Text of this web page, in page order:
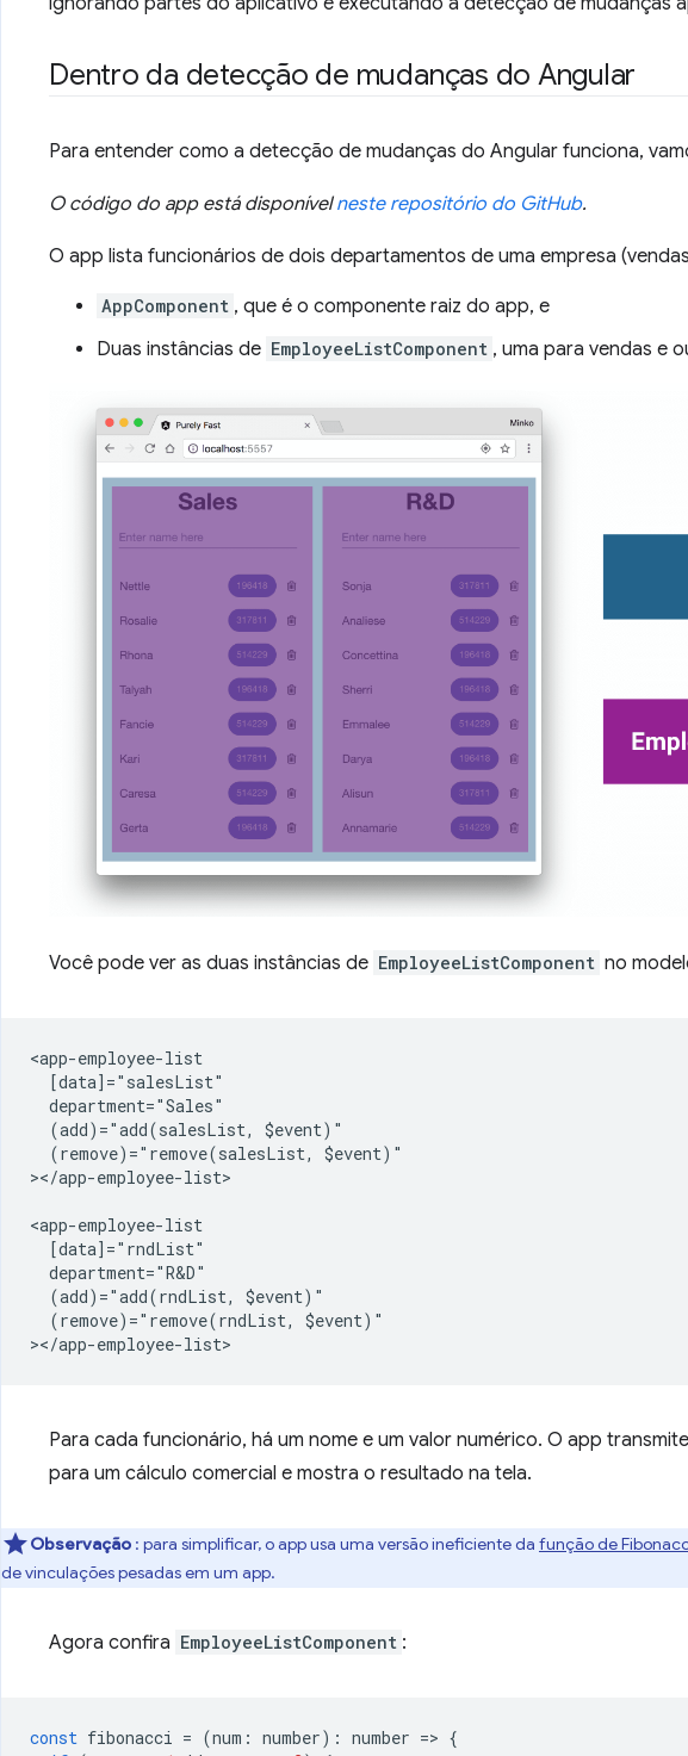
Dentro da detecção de mudanças do Angular
Para entender como a detecção de mudanças do Angular funciona,
O código do app está disponívelneste repositório do GitHub.
O app lista funcionários de dois departamentos de uma empresa
AppComponent , que é o componente raiz do app, e
Duas instâncias de EmployeeListComponent , uma para vendas e
Você pode ver as duas instâncias de EmployeeListComponent no
<app-employee-list
  [data]="salesList"
  department="Sales"
  (add)="add(salesList, $event)"
  (remove)="remove(salesList, $event)"
></app-employee-list>
<app-employee-list
  [data]="rndList"
  department="R&D"
  (add)="add(rndList, $event)"
  (remove)="remove(rndList, $event)"
Para cada funcionário, há um nome e um valor numérico. O app
para um cálculo comercial e mostra o resultado na tela.
Observação : para simplificar, o app usa uma versão ineficiente da função de
de vinculações pesadas em um app.
Agora confira EmployeeListComponent :
const fibonacci = (num : number) : number => {